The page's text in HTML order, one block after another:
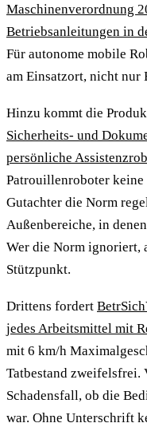
Maschinenverordnung
Betriebsanleitungen in
Für autonome mobile
am Einsatzort, nicht nur
Hinzu kommt die
Sicherheits- und
persönliche
Patrouillenroboter keine
Gutachter die Norm
Außenbereiche, in
Wer die Norm ignoriert,
Stützpunkt.
Drittens fordert
jedes Arbeitsmittel mit
mit 6 km/h
Tatbestand zweifelsfrei.
Schadensfall, ob die
war. Ohne Unterschrift